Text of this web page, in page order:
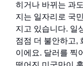
히거나 바뀌는 과
지는 일자리로 국
지고 있습니다. 일
점점 더 불안하고,
이에요. 달러를 찍